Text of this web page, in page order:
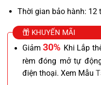
Thời gian bảo hành: 12
KHUYẾN MÃI
Giảm30% Khi Lắp
rèm đóng mở tự
điện thoại. Xem Mẫu